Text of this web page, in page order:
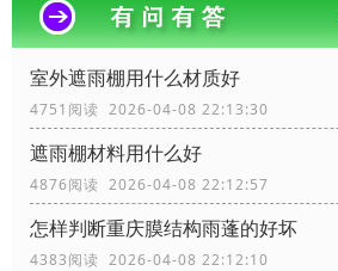
室外遮雨棚用什么材质好
4751阅读 2026-04-08 22:13:30
遮雨棚材料用什么好
4876阅读 2026-04-08 22:12:57
怎样判断重庆膜结构雨蓬的好坏
4383阅读 2026-04-08 22:12:10